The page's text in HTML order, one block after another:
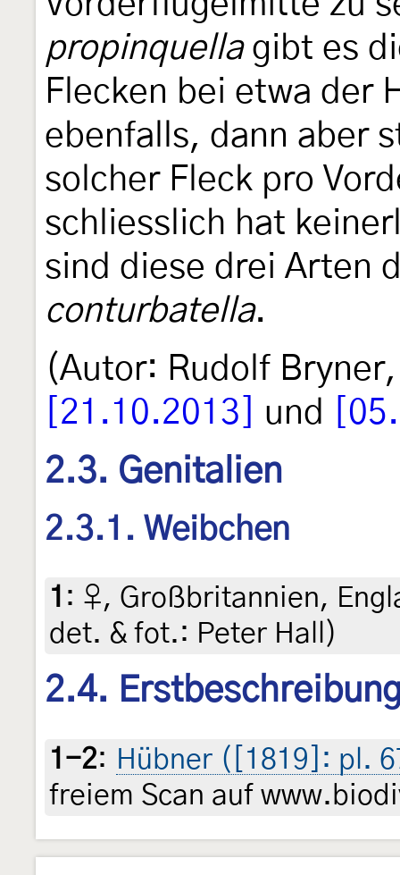
propinquellagibt es
Flecken bei etwa der
ebenfalls, dann aber
solcher Fleck pro
schliesslich hat
sind diese drei Arten
conturbatella.
(Autor: Rudolf
[21.10.2013]
und
2.3. Genitalien
2.3.1. Weibchen
1 : ♀, Großbritannien,
det. & fot.: Peter Hall)
2.4.
1-2: Hübner ([1819]: pl.
freiem Scan auf